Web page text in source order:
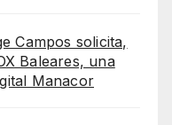
Campos solicita,
Baleares, una
Manacor